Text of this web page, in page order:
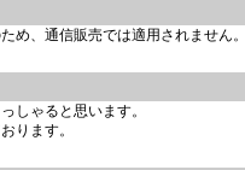
め、通信販売では適用されません。
しゃると思います。
ります。